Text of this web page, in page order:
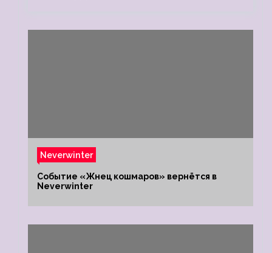
Neverwinter
Событие «Жнец кошмаров» вернётся в
Neverwinter